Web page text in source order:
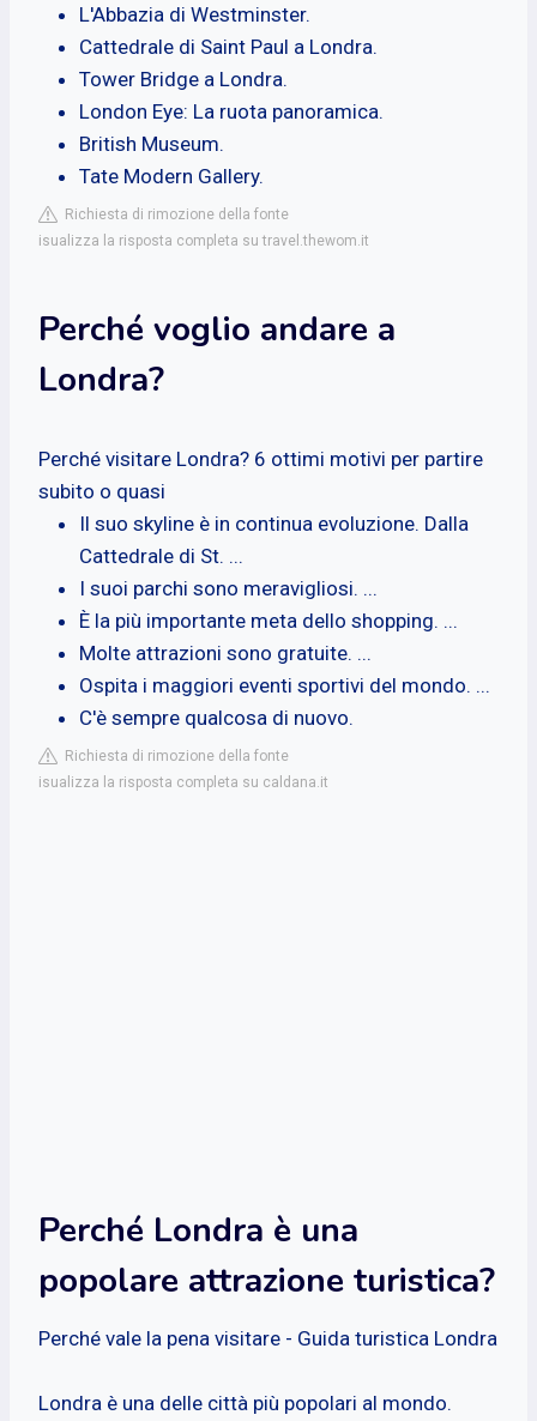
L'Abbazia di Westminster.
Cattedrale di Saint Paul a Londra.
Tower Bridge a Londra.
London Eye: La ruota panoramica.
British Museum.
Tate Modern Gallery.
Richiesta di rimozione della fonte
isualizza la risposta completa su travel.thewom.it
Perché voglio andare a
Londra?
Perché visitare Londra? 6 ottimi motivi per partire
subito o quasi
Il suo skyline è in continua evoluzione. Dalla
Cattedrale di St. ...
I suoi parchi sono meravigliosi. ...
È la più importante meta dello shopping. ...
Molte attrazioni sono gratuite. ...
Ospita i maggiori eventi sportivi del mondo. ...
C'è sempre qualcosa di nuovo.
Richiesta di rimozione della fonte
isualizza la risposta completa su caldana.it
Perché Londra è una
popolare attrazione turistica?
Perché vale la pena visitare - Guida turistica Londra
Londra è una delle città più popolari al mondo.